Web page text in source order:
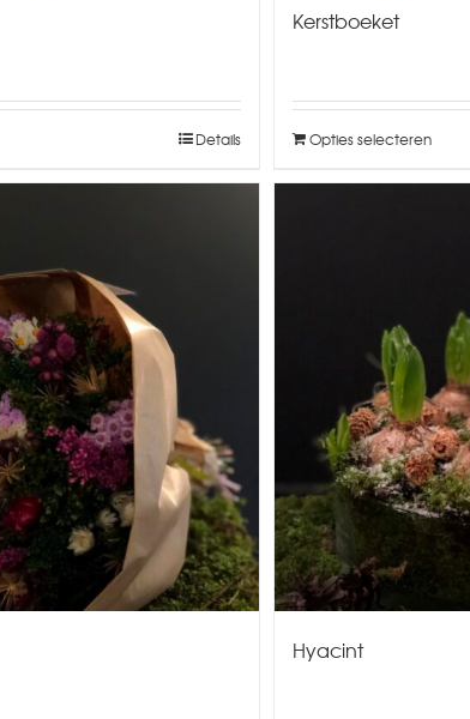
Details
Kerstboeket
Opties selecteren
Hyacint